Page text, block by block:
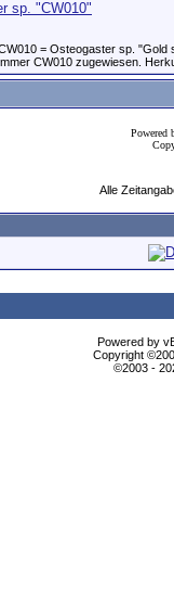
sp. "CW010"
= Osteogaster sp.
CW010 zugewiesen.
Powered
Alle
Powered by
Copyright
©2003 -